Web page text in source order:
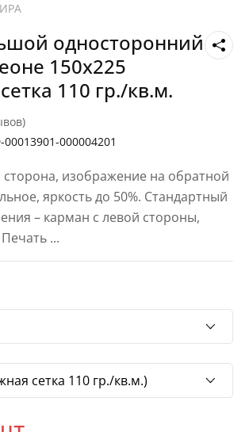
односторонний
150х225
110 гр./кв.м.
000004201
сторона, изображение на обратной
яркость до 50%. Стандартный
– карман с левой стороны,
Печать ...